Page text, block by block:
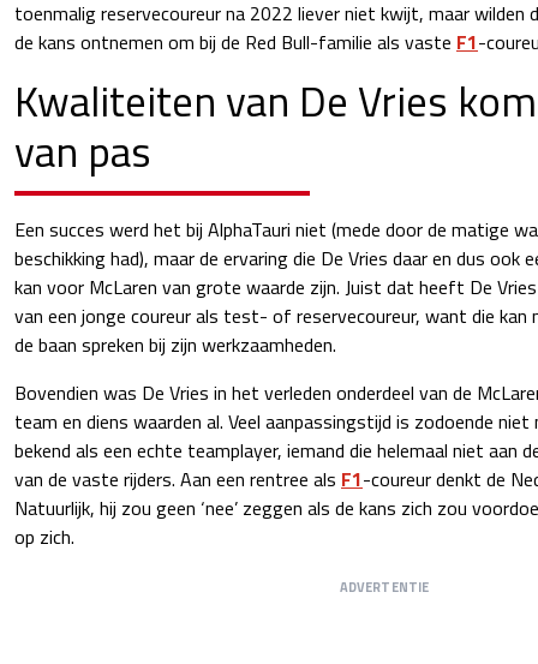
toenmalig reservecoureur na 2022 liever niet kwijt, maar wilden
de kans ontnemen om bij de Red Bull-familie als vaste F1-
Kwaliteiten van De Vries
van pas
Een succes werd het bij AlphaTauri niet (mede door de matige
beschikking had), maar de ervaring die De Vries daar en dus ook
kan voor McLaren van grote waarde zijn. Juist dat heeft De
van een jonge coureur als test- of reservecoureur, want die kan
de baan spreken bij zijn werkzaamheden.
Bovendien was De Vries in het verleden onderdeel van de
team en diens waarden al. Veel aanpassingstijd is zodoende
bekend als een echte teamplayer, iemand die helemaal niet aan
van de vaste rijders. Aan een rentree als F1-coureur denkt de
Natuurlijk, hij zou geen ‘nee’ zeggen als de kans zich zou
op zich.
ADVERTENTIE